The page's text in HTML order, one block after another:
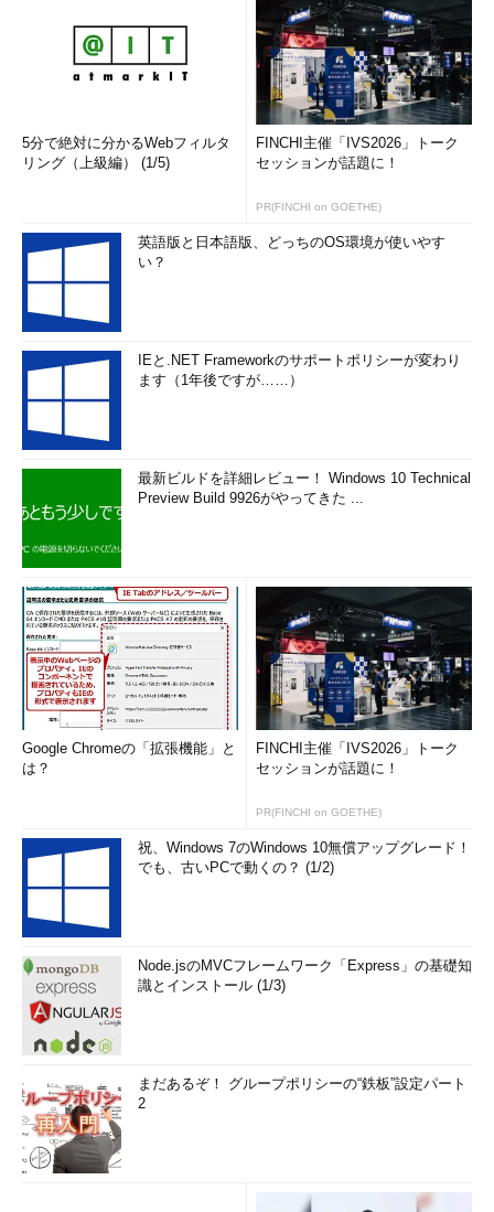
5分で絶対に分かるWebフィルタ
リング（上級編） (1/5)
FINCHI主催「IVS2026」トーク
セッションが話題に！
PR(FINCHI on GOETHE)
英語版と日本語版、どっちのOS環境が使いやす
い？
IEと.NET Frameworkのサポートポリシーが変わり
ます（1年後ですが……）
最新ビルドを詳細レビュー！ Windows 10 Technical
Preview Build 9926がやってきた ...
Google Chromeの「拡張機能」と
は？
FINCHI主催「IVS2026」トーク
セッションが話題に！
PR(FINCHI on GOETHE)
祝、Windows 7のWindows 10無償アップグレード！
でも、古いPCで動くの？ (1/2)
Node.jsのMVCフレームワーク「Express」の基礎知
識とインストール (1/3)
まだあるぞ！ グループポリシーの“鉄板”設定パート
2